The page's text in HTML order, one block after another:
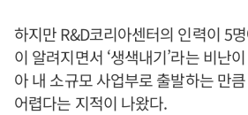
하지만 R&D코리아센터의 인력이 5
이 알려지면서 ‘생색내기’라는 비난
아 내 소규모 사업부로 출발하는 만
어렵다는 지적이 나왔다.